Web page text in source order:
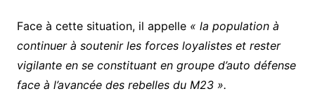
Face à cette situation, il appelle « la population à
continuer à soutenir les forces loyalistes et rester
vigilante en se constituant en groupe d’auto défense
face à l’avancée des rebelles du M23 ».